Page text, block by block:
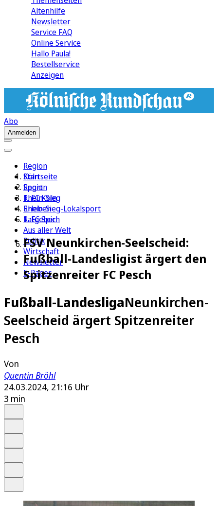
Altenhilfe
Newsletter
Service FAQ
Online Service
Hallo Paula!
Bestellservice
Anzeigen
Abo
Anmelden
Region
Köln
Sport
1. FC Köln
Erleben
Ratgeber
Aus aller Welt
Politik
Wirtschaft
Newsletter
E-Paper
Startseite
Region
Rhein-Sieg
Rhein-Sieg-Lokalsport
1. FC Spich
FSV Neunkirchen-Seelscheid:
Fußball-Landesligist ärgert den
Spitzenreiter FC Pesch
Fußball-LandesligaNeunkirchen-
Seelscheid ärgert Spitzenreiter
Pesch
Von
Quentin Bröhl
24.03.2024, 21:16 Uhr
3 min